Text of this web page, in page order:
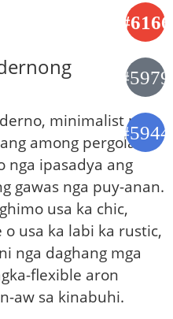
minimalist nga
among pergola
nga ipasadya ang
gawas nga puy-anan.
usa ka chic,
usa ka labi ka rustic,
nga daghang mga
flexible aron
aw sa kinabuhi.